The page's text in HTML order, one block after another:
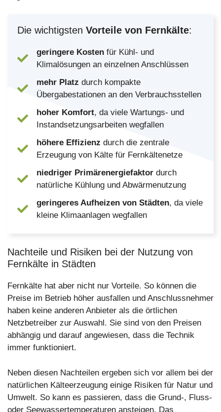
Die wichtigsten Vorteile von Fernkälte:
geringere Kosten für Kühl- und
Klimalösungen an einzelnen Anschlüssen
mehr Platz durch kompakte
Übergabestationen an den Verbrauchsstellen
hoher Komfort, da viele Wartungs- und
Instandsetzungsarbeiten wegfallen
höhere Effizienz durch die zentrale
Erzeugung von Kälte für Fernkältenetze
niedriger Primärenergiefaktor durch
natürliche Kühlung und Abwärmenutzung
geringeres Aufheizen von Städten, da viele
kleine Klimaanlagen wegfallen
Nachteile und Risiken bei der Nutzung von
Fernkälte in Städten
Fernkälte hat aber nicht nur Vorteile. So können die
Preise im Betrieb höher ausfallen und Anschlussnehmer
haben keine anderen Anbieter als die örtlichen
Netzbetreiber zur Auswahl. Sie sind von den Preisen
abhängig und darauf angewiesen, dass die Technik
immer funktioniert.
Neben diesen Nachteilen ergeben sich vor allem bei der
natürlichen Kälteerzeugung einige Risiken für Natur und
Umwelt. So kann es passieren, dass die Grund-, Fluss-
oder Seewassertemperaturen ansteigen. Das